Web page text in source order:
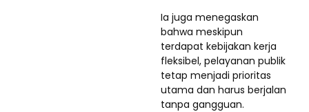
Ia juga menegaskan
bahwa meskipun
terdapat kebijakan kerja
fleksibel, pelayanan publik
tetap menjadi prioritas
utama dan harus berjalan
tanpa gangguan.